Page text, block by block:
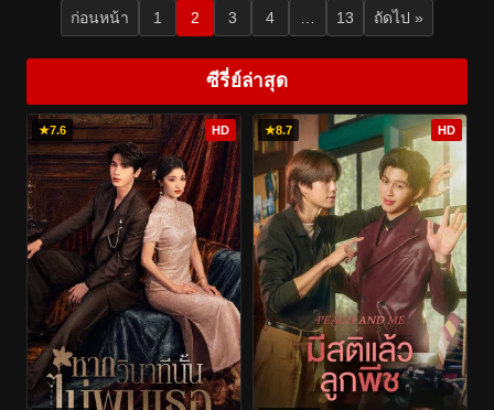
ก่อนหน้า 1 2 3 4 13 ถัดไป »
ซีรี่ย์ล่าสุด
★7.6 HD ★8.7 HD